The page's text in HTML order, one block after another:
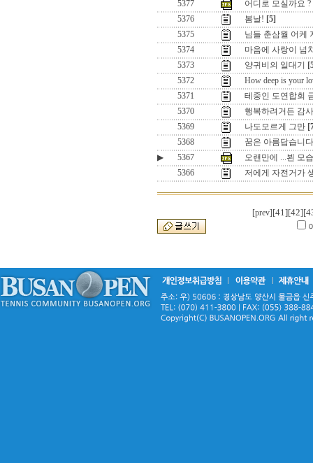
5377
어디로 모실까요 ?
5376
봄날! [5]
5375
님들 춘삼월 어케
5374
마음에 사랑이 넘
5373
양귀비의 일대기
5372
How deep is your
5371
테중인 도연합회
5370
행복하려거든 감
5369
나도모르게 그만
5368
꿈은 아름답습니
▶
5367
오랜만에 ...뵌 모습
5366
저에게 자전거가
[prev] [41][42]